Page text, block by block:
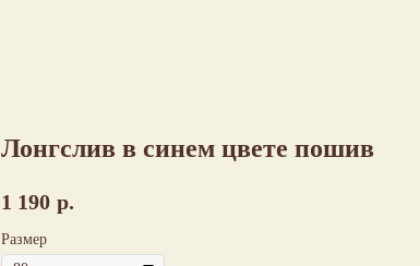
Лонгслив в синем цвете пошив
1 190 р.
Размер